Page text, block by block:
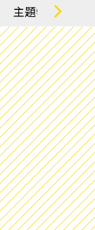
主題特集